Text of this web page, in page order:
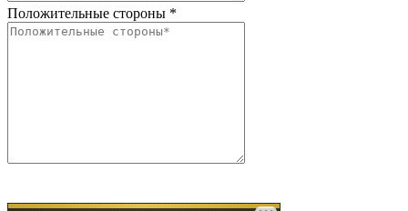
Положительные стороны *